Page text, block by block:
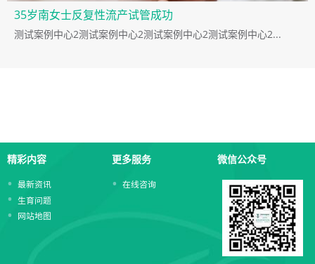
35岁南女士反复性流产试管成功
测试案例中心2测试案例中心2测试案例中心2测试案例中心2...
精彩内容
最新资讯
生育问题
网站地图
更多服务
在线咨询
微信公众号